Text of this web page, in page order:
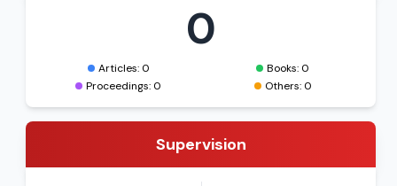
0
Articles: 0
Books: 0
Proceedings: 0
Others: 0
Supervision